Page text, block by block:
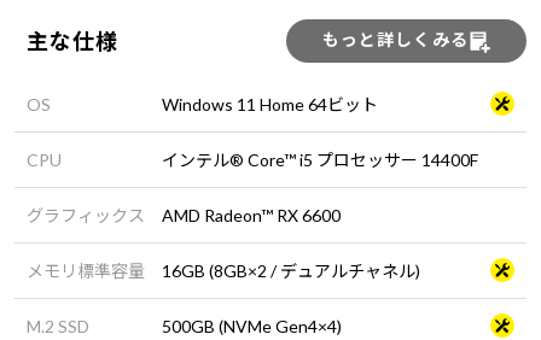
主な仕様 もっと詳しくみる
OS Windows 11 Home 64ビット
CPU インテル® Core™ i5 プロセッサー 14400F
グラフィックス AMD Radeon™ RX 6600
メモリ標準容量 16GB (8GB×2 / デュアルチャネル)
M.2 SSD 500GB (NVMe Gen4×4)